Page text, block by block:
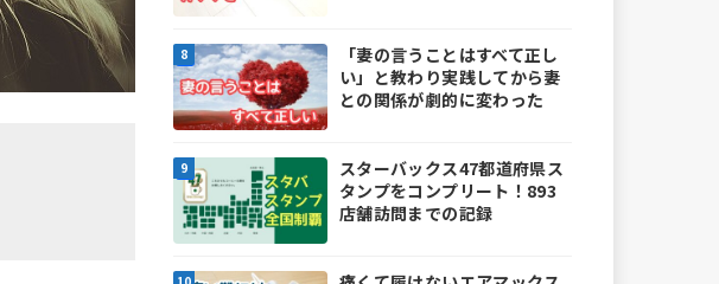
「妻の言うことはすべて正し
い」と教わり実践してから妻
との関係が劇的に変わった
スターバックス47都道府県ス
タンプをコンプリート！893
店舗訪問までの記録